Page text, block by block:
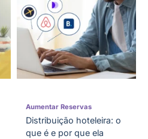
Aumentar Reservas
Distribuição hoteleira: o
que é e por que ela